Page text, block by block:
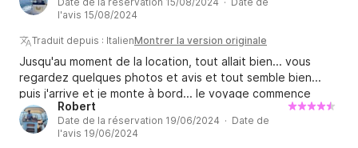
l'avis 15/08/2024
Traduit depuis : ItalienMontrer la version originale
Jusqu'au moment de la location, tout allait bien... vous
regardez quelques photos et avis et tout semble bien...
puis j'arrive et je monte à bord... le voyage commence
Briefing... la liste des choses qui ne marchent pas est plus
longue que celles qui marchent... puis dans la journée on
découvre le reste aussi... Je vais commencer par dire que
Robert
Date de la réservation 19/06/2024 · Date de
l'avis 19/06/2024